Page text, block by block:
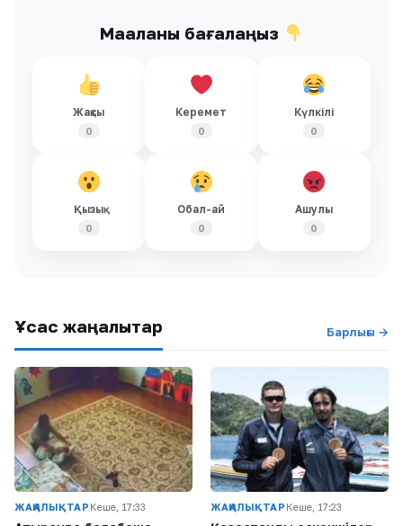
Мақаланы бағалаңыз
Жақсы
0
Керемет
0
Күлкілі
0
Қызық
0
Обал-ай
0
Ашулы
0
Ұқсас жаңалықтар Барлығы →
ЖАҢАЛЫҚТАР Кеше, 17:33 ЖАҢАЛЫҚТАР Кеше, 17:23